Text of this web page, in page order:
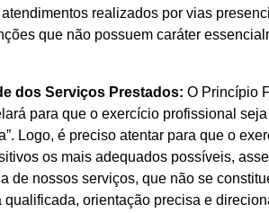
realizados por vias
que não possuem caráter
dos Serviços Prestados: O Princípio
para que o exercício profissional
Logo, é preciso atentar para que o
os mais adequados possíveis,
de nossos serviços, que não se
qualificada, orientação precisa e